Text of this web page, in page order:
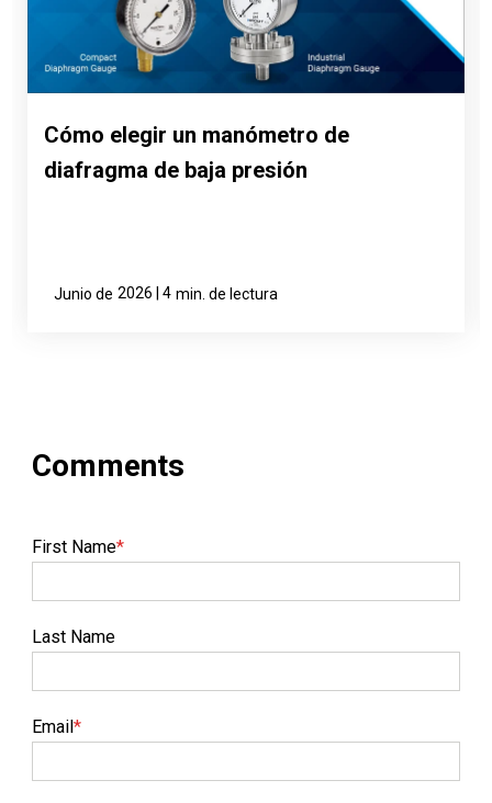
Cómo elegir un manómetro de
diafragma de baja presión
Junio de 2026 | 4 min. de lectura
First Name*
Last Name
Email*